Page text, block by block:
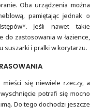
Oba urządzenia można
pamiętając jednak o
Jeśli nawet takie
do zastosowania w łazience,
suszarki i pralki w korytarzu.
się niewiele rzeczy, a
potrafi się mocno
Do tego dochodzi jeszcze